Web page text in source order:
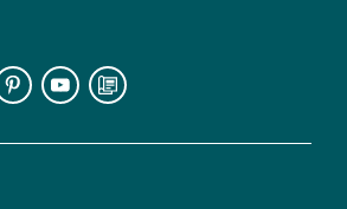
lien vers l'espace réseaux sociaux lien vers l'espace réseaux sociaux lien vers le blog la redoute